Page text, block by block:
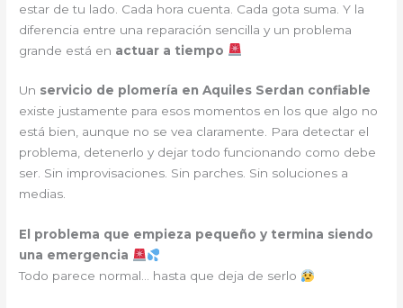
estar de tu lado. Cada hora cuenta. Cada gota suma. Y la
diferencia entre una reparación sencilla y un problema
grande está en actuar a tiempo
Un servicio de plomería en Aquiles Serdan confiable
existe justamente para esos momentos en los que algo no
está bien, aunque no se vea claramente. Para detectar el
problema, detenerlo y dejar todo funcionando como debe
ser. Sin improvisaciones. Sin parches. Sin soluciones a
medias.
El problema que empieza pequeño y termina siendo
una emergencia
Todo parece normal… hasta que deja de serlo